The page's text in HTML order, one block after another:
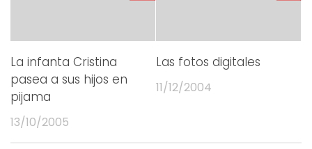
La infanta Cristina
pasea a sus hijos en
pijama
13/10/2005
Las fotos digitales
11/12/2004